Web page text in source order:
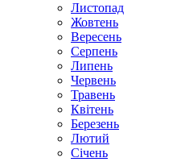
Листопад
Жовтень
Вересень
Серпень
Липень
Червень
Травень
Квітень
Березень
Лютий
Січень